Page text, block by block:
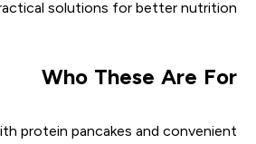
solutions for better nutrition.
Who These Are For
protein pancakes and convenient